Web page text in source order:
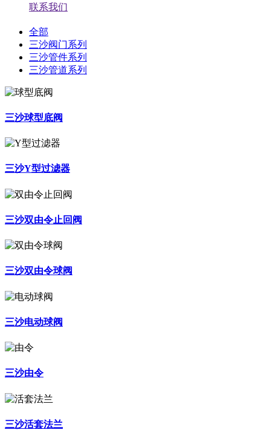
联系我们
全部
三沙阀门系列
三沙管件系列
三沙管道系列
三沙球型底阀
三沙Y型过滤器
三沙双由令止回阀
三沙双由令球阀
三沙电动球阀
三沙由令
三沙活套法兰